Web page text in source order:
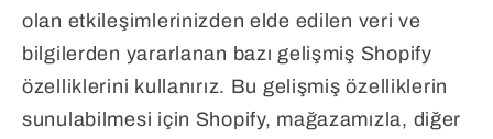
olan etkileşimlerinizden elde edilen veri ve
bilgilerden yararlanan bazı gelişmiş Shopify
özelliklerini kullanırız. Bu gelişmiş özelliklerin
sunulabilmesi için Shopify, mağazamızla, diğer